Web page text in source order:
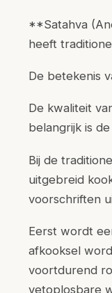
**Satahva
heeft
De betekenis
De kwaliteit
belangrijk is
Bij de
uitgebreid
voorschriften
Eerst wordt
afkooksel
voortdurend
vetoplosbare